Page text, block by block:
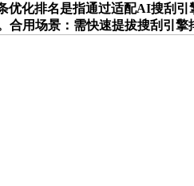
化排名是指通过适配AI搜刮
用场景：需快速提拔搜刮引